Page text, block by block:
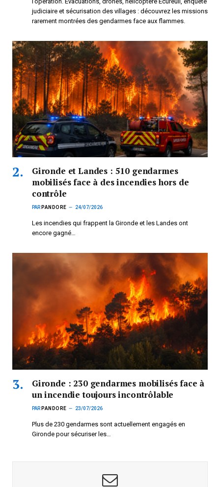
judiciaire et sécurisation des villages : découvrez les missions
rarement montrées des gendarmes face aux flammes.
Gironde et Landes : 510 gendarmes
mobilisés face à des incendies hors de
contrôle
PAR PANDORE 24/07/2026
Les incendies qui frappent la Gironde et les Landes ont
encore gagné…
Gironde : 230 gendarmes mobilisés face à
un incendie toujours incontrôlable
PAR PANDORE 23/07/2026
Plus de 230 gendarmes sont actuellement engagés en
Gironde pour sécuriser les…